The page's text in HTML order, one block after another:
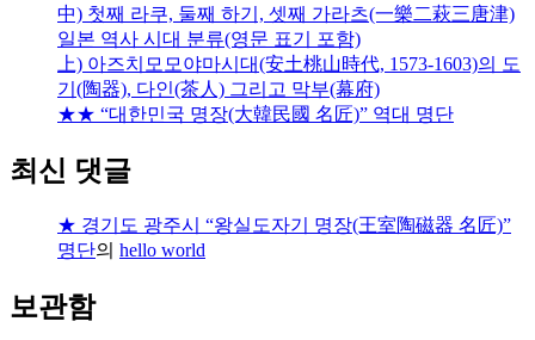
中) 첫째 라쿠, 둘째 하기, 셋째 가라츠(一樂二萩三唐津)
일본 역사 시대 분류(영문 표기 포함)
上) 아즈치모모야마시대(安土桃山時代, 1573-1603)의 도
기(陶器), 다인(茶人) 그리고 막부(幕府)
★★ “대한민국 명장(大韓民國 名匠)” 역대 명단
최신 댓글
★ 경기도 광주시 “왕실도자기 명장(王室陶磁器 名匠)”
명단의 hello world
보관함